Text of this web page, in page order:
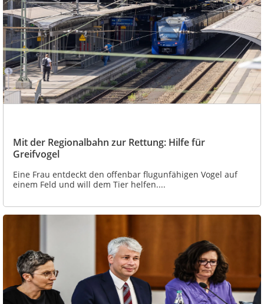
Mit der Regionalbahn zur Rettung: Hilfe für
Greifvogel
Eine Frau entdeckt den offenbar flugunfähigen Vogel auf
einem Feld und will dem Tier helfen....